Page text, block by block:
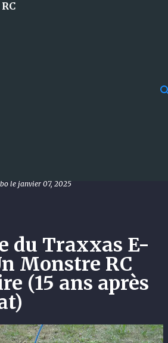
le janvier 07, 2025
du Traxxas E-
Monstre RC
(15 ans après